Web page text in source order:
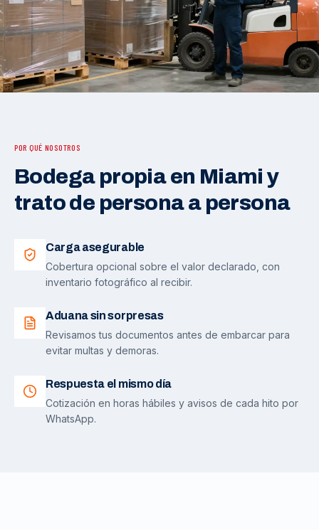
POR QUÉ NOSOTROS
Bodega propia en Miami y
trato de persona a persona
Carga asegurable
Cobertura opcional sobre el valor declarado, con
inventario fotográfico al recibir.
Aduana sin sorpresas
Revisamos tus documentos antes de embarcar para
evitar multas y demoras.
Respuesta el mismo día
Cotización en horas hábiles y avisos de cada hito por
WhatsApp.